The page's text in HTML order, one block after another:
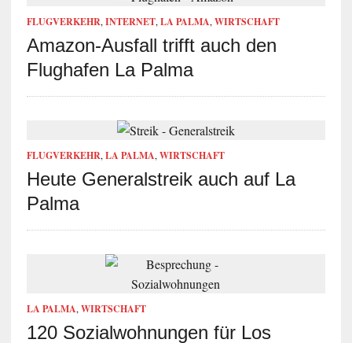
FLUGVERKEHR,INTERNET,LA PALMA,WIRTSCHAFT
Amazon-Ausfall trifft auch den
Flughafen La Palma
FLUGVERKEHR,LA PALMA,WIRTSCHAFT
Heute Generalstreik auch auf La
Palma
LA PALMA,WIRTSCHAFT
120 Sozialwohnungen für Los